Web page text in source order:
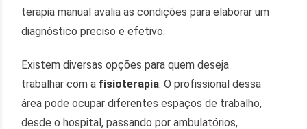
terapia manual avalia as condições para elaborar um
diagnóstico preciso e efetivo.
Existem diversas opções para quem deseja
trabalhar com a fisioterapia. O profissional dessa
área pode ocupar diferentes espaços de trabalho,
desde o hospital, passando por ambulatórios,